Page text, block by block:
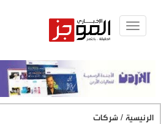
Toggle
الرئيسية / شركات